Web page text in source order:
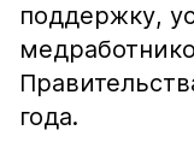
поддержку,
года.